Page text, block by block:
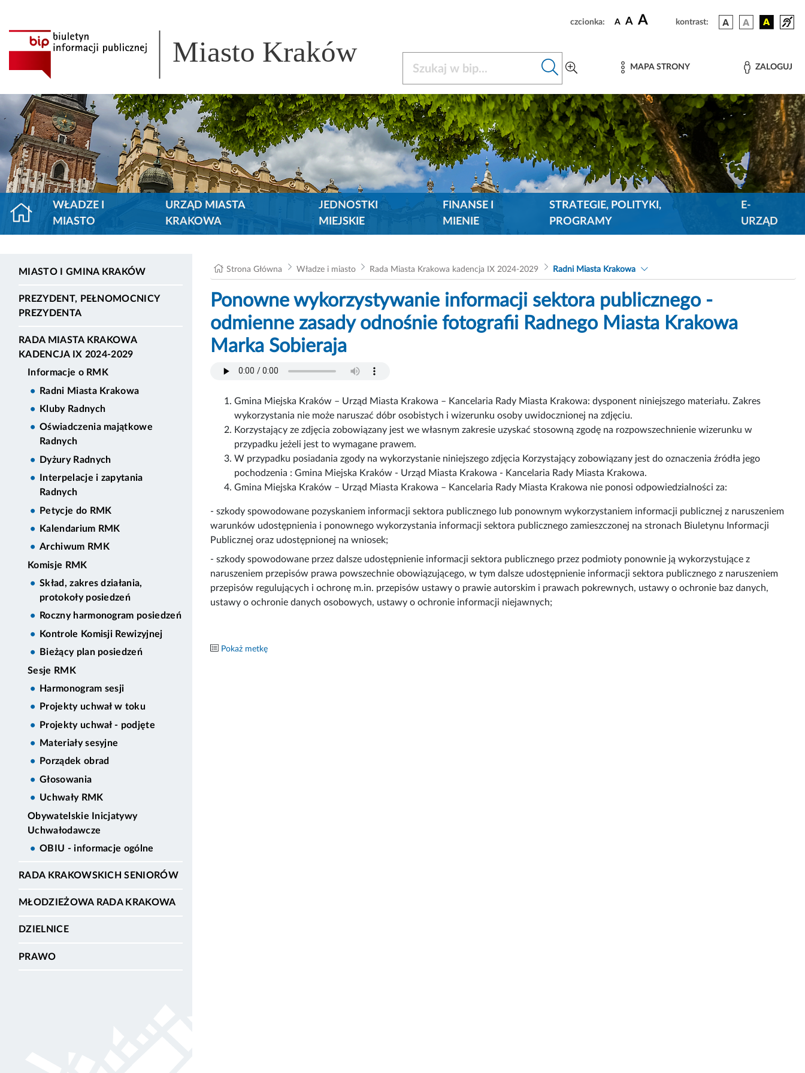
czcionka: A A A kontrast:
Miasto Kraków MAPA STRONY ZALOGUJ
WŁADZE I
MIASTO
URZĄD MIASTA
KRAKOWA
JEDNOSTKI
MIEJSKIE
FINANSE I
MIENIE
STRATEGIE, POLITYKI,
PROGRAMY
E-
URZĄD
MIASTO I GMINA KRAKÓW
PREZYDENT, PEŁNOMOCNICY
PREZYDENTA
RADA MIASTA KRAKOWA
KADENCJA IX 2024-2029
Informacje o RMK
Radni Miasta Krakowa
Kluby Radnych
Oświadczenia majątkowe
Radnych
Dyżury Radnych
Interpelacje i zapytania
Radnych
Petycje do RMK
Kalendarium RMK
Archiwum RMK
Komisje RMK
Skład, zakres działania,
protokoły posiedzeń
Roczny harmonogram posiedzeń
Kontrole Komisji Rewizyjnej
Bieżący plan posiedzeń
Sesje RMK
Harmonogram sesji
Projekty uchwał w toku
Projekty uchwał - podjęte
Materiały sesyjne
Porządek obrad
Głosowania
Uchwały RMK
Obywatelskie Inicjatywy
Uchwałodawcze
OBIU - informacje ogólne
RADA KRAKOWSKICH SENIORÓW
MŁODZIEŻOWA RADA KRAKOWA
DZIELNICE
PRAWO
Strona Główna Władze i miasto Rada Miasta Krakowa kadencja IX 2024-2029 Radni Miasta Krakowa
Ponowne wykorzystywanie informacji sektora publicznego -
odmienne zasady odnośnie fotografii Radnego Miasta Krakowa
Marka Sobieraja
Gmina Miejska Kraków – Urząd Miasta Krakowa – Kancelaria Rady Miasta Krakowa: dysponent niniejszego materiału. Zakres
wykorzystania nie może naruszać dóbr osobistych i wizerunku osoby uwidocznionej na zdjęciu.
Korzystający ze zdjęcia zobowiązany jest we własnym zakresie uzyskać stosowną zgodę na rozpowszechnienie wizerunku w
przypadku jeżeli jest to wymagane prawem.
W przypadku posiadania zgody na wykorzystanie niniejszego zdjęcia Korzystający zobowiązany jest do oznaczenia źródła jego
pochodzenia : Gmina Miejska Kraków - Urząd Miasta Krakowa - Kancelaria Rady Miasta Krakowa.
Gmina Miejska Kraków – Urząd Miasta Krakowa – Kancelaria Rady Miasta Krakowa nie ponosi odpowiedzialności za:
- szkody spowodowane pozyskaniem informacji sektora publicznego lub ponownym wykorzystaniem informacji publicznej z naruszeniem
warunków udostępnienia i ponownego wykorzystania informacji sektora publicznego zamieszczonej na stronach Biuletynu Informacji
Publicznej oraz udostępnionej na wniosek;
- szkody spowodowane przez dalsze udostępnienie informacji sektora publicznego przez podmioty ponownie ją wykorzystujące z
naruszeniem przepisów prawa powszechnie obowiązującego, w tym dalsze udostępnienie informacji sektora publicznego z naruszeniem
przepisów regulujących i ochronę m.in. przepisów ustawy o prawie autorskim i prawach pokrewnych, ustawy o ochronie baz danych,
ustawy o ochronie danych osobowych, ustawy o ochronie informacji niejawnych;
Pokaż metkę